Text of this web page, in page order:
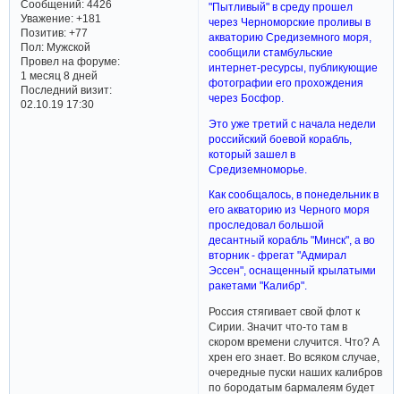
Сообщений:4426
Уважение: +181
Позитив: +77
Пол:Мужской
Провел на форуме:
1 месяц 8 дней
Последний визит:
02.10.19 17:30
"Пытливый" в среду прошел
через Черноморские проливы в
акваторию Средиземного моря,
сообщили стамбульские
интернет-ресурсы, публикующие
фотографии его прохождения
через Босфор.
Это уже третий с начала недели
российский боевой корабль,
который зашел в
Средиземноморье.
Как сообщалось, в понедельник в
его акваторию из Черного моря
проследовал большой
десантный корабль "Минск", а во
вторник - фрегат "Адмирал
Эссен", оснащенный крылатыми
ракетами "Калибр".
Россия стягивает свой флот к
Сирии. Значит что-то там в
скором времени случится. Что? А
хрен его знает. Во всяком случае,
очередные пуски наших калибров
по бородатым бармалеям будет